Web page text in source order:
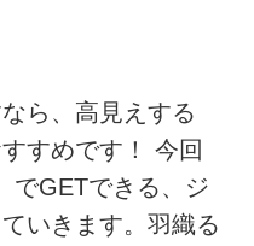
ら、高見えする
すめです！ 今回
でGETできる、ジ
いきます。羽織る